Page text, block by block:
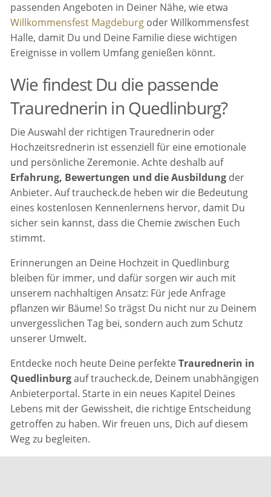
passenden Angeboten in Deiner Nähe, wie etwa
Willkommensfest Magdeburg oder Willkommensfest
Halle, damit Du und Deine Familie diese wichtigen
Ereignisse in vollem Umfang genießen könnt.
Wie findest Du die passende
Traurednerin in Quedlinburg?
Die Auswahl der richtigen Traurednerin oder
Hochzeitsrednerin ist essenziell für eine emotionale
und persönliche Zeremonie. Achte deshalb auf
Erfahrung, Bewertungen und die Ausbildung der
Anbieter. Auf traucheck.de heben wir die Bedeutung
eines kostenlosen Kennenlernens hervor, damit Du
sicher sein kannst, dass die Chemie zwischen Euch
stimmt.
Erinnerungen an Deine Hochzeit in Quedlinburg
bleiben für immer, und dafür sorgen wir auch mit
unserem nachhaltigen Ansatz: Für jede Anfrage
pflanzen wir Bäume! So trägst Du nicht nur zu Deinem
unvergesslichen Tag bei, sondern auch zum Schutz
unserer Umwelt.
Entdecke noch heute Deine perfekteTraurednerin in
Quedlinburgauf traucheck.de, Deinem unabhängigen
Anbieterportal. Starte in ein neues Kapitel Deines
Lebens mit der Gewissheit, die richtige Entscheidung
getroffen zu haben. Wir freuen uns, Dich auf diesem
Weg zu begleiten.